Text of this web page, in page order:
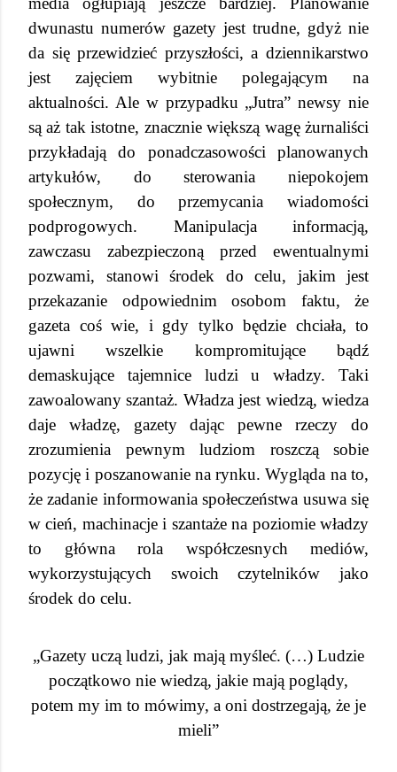
dwunastu numerów gazety jest trudne, gdyż nie
da się przewidzieć przyszłości, a dziennikarstwo
jest zajęciem wybitnie polegającym na
aktualności. Ale w przypadku „Jutra” newsy nie
są aż tak istotne, znacznie większą wagę żurnaliści
przykładają do ponadczasowości planowanych
artykułów, do sterowania niepokojem
społecznym, do przemycania wiadomości
podprogowych. Manipulacja informacją,
zawczasu zabezpieczoną przed ewentualnymi
pozwami, stanowi środek do celu, jakim jest
przekazanie odpowiednim osobom faktu, że
gazeta coś wie, i gdy tylko będzie chciała, to
ujawni wszelkie kompromitujące bądź
demaskujące tajemnice ludzi u władzy. Taki
zawoalowany szantaż. Władza jest wiedzą, wiedza
daje władzę, gazety dając pewne rzeczy do
zrozumienia pewnym ludziom roszczą sobie
pozycję i poszanowanie na rynku. Wygląda na to,
że zadanie informowania społeczeństwa usuwa się
w cień, machinacje i szantaże na poziomie władzy
to główna rola współczesnych mediów,
wykorzystujących swoich czytelników jako
środek do celu.
„Gazety uczą ludzi, jak mają myśleć. (…) Ludzie
początkowo nie wiedzą, jakie mają poglądy,
potem my im to mówimy, a oni dostrzegają, że je
mieli”